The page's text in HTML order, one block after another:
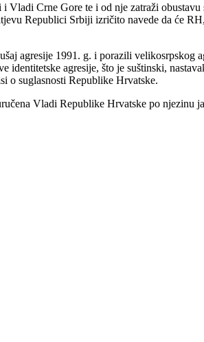
Crne Gore te i od nje zatraži
Republici Srbiji izričito navede da će
agresije 1991. g. i porazili
identitetske agresije, što je suštinski,
o suglasnosti Republike Hrvatske.
Vladi Republike Hrvatske po